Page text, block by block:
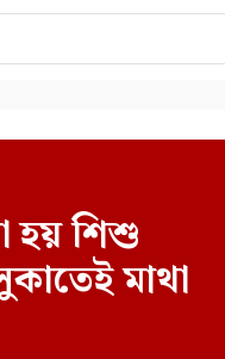
হয় শিশু
মাথা